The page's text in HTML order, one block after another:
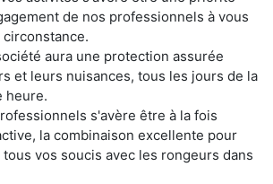
de nos professionnels à vous
aura une protection assurée
et leurs nuisances, tous les jours de la
heure.
s'avère être à la fois
la combinaison excellente pour
vos soucis avec les rongeurs dans